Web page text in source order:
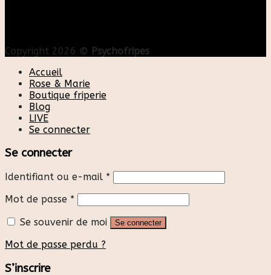
Copyright 2026 © Psychofripes
Accueil
Rose & Marie
Boutique friperie
Blog
LIVE
Se connecter
Se connecter
Identifiant ou e-mail *
Mot de passe *
Se souvenir de moi
Se connecter
Mot de passe perdu ?
S’inscrire